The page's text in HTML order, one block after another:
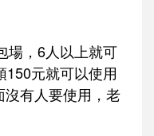
場，6人以上就可
150元就可以使用
有人要使用，老